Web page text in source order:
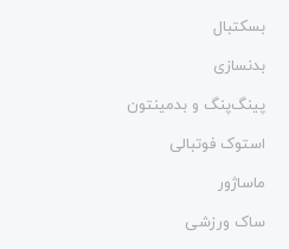
بسکتبال
بدنسازی
پینگ‌پنگ و بدمينتون
استوک فوتبالی
ماساژور
ساک ورزشی